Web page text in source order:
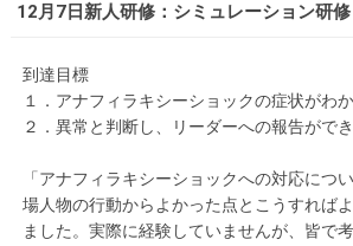
12月7日新人研修：シミュレーション研修
到達目標
１．アナフィラキシーショックの症状がわ
２．異常と判断し、リーダーへの報告がで
「アナフィラキシーショックへの対応につ
場人物の行動からよかった点とこうすれば
ました。実際に経験していませんが、皆で